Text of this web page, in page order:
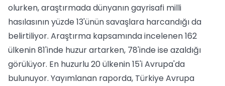
olurken, araştırmada dünyanın gayrisafi milli
hasılasının yüzde 13'ünün savaşlara harcandığı da
belirtiliyor. Araştırma kapsamında incelenen 162
ülkenin 81'inde huzur artarken, 78'inde ise azaldığı
görülüyor. En huzurlu 20 ülkenin 15'i Avrupa'da
bulunuyor. Yayımlanan raporda, Türkiye Avrupa